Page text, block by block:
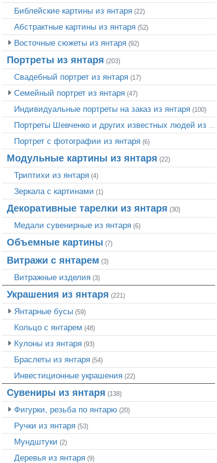
Библейские картины из янтаря (22)
Абстрактные картины из янтаря (52)
Восточные сюжеты из янтаря (92)
Портреты из янтаря (203)
Свадебный портрет из янтаря (17)
Семейный портрет из янтаря (47)
Индивидуальные портреты на заказ из янтаря (100)
Портреты Шевченко и других известных людей из янтаря
Портрет c фотографии из янтаря (6)
Модульные картины из янтаря (22)
Триптихи из янтаря (4)
Зеркала с картинами (1)
Декоративные тарелки из янтаря (30)
Медали сувенирные из янтаря (6)
Объемные картины (7)
Витражи с янтарем (3)
Витражные изделия (3)
Украшения из янтаря (221)
Янтарные бусы (59)
Кольцо с янтарем (48)
Кулоны из янтаря (93)
Браслеты из янтаря (54)
Инвестиционные украшения (22)
Сувениры из янтаря (138)
Фигурки, резьба по янтарю (20)
Ручки из янтаря (53)
Мундштуки (2)
Деревья из янтаря (9)